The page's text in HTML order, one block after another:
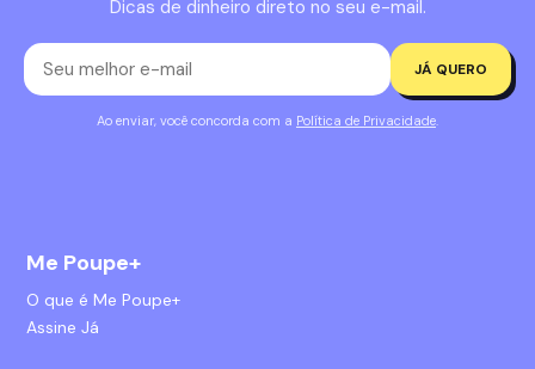
Dicas de dinheiro direto no seu e-mail.
JÁ QUERO
Ao enviar, você concorda com a Política de Privacidade.
Me Poupe+
O que é Me Poupe+
Assine Já